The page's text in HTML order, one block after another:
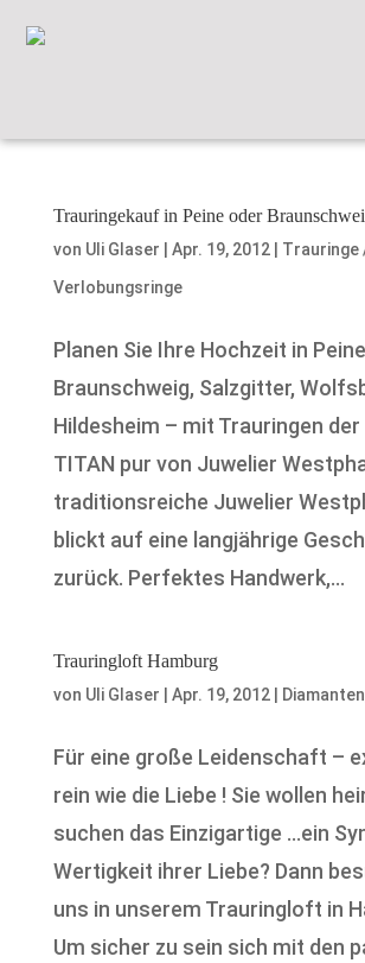
Trauringekauf in Peine oder
von Uli Glaser Apr. 19, 2012| Trauringe
Verlobungsringe
Planen Sie Ihre Hochzeit in
Braunschweig, Salzgitter,
Hildesheim – mit Trauringen der
TITAN pur von Juwelier
traditionsreiche Juwelier
blickt auf eine langjährige
zurück. Perfektes Handwerk,...
Trauringloft Hamburg
von Uli Glaser Apr. 19, 2012| Diamanten
Für eine große Leidenschaft –
rein wie die Liebe ! Sie wollen
suchen das Einzigartige …ein
Wertigkeit ihrer Liebe? Dann
uns in unserem Trauringloft in
Um sicher zu sein sich mit den